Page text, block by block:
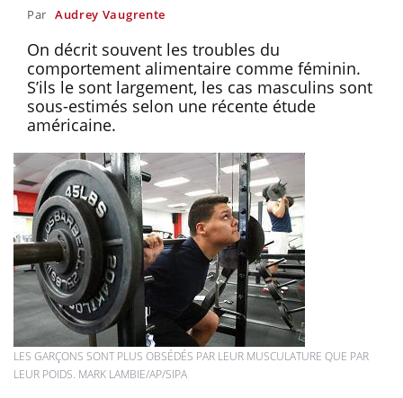
Par Audrey Vaugrente
On décrit souvent les troubles du
comportement alimentaire comme féminin.
S’ils le sont largement, les cas masculins sont
sous-estimés selon une récente étude
américaine.
LES GARÇONS SONT PLUS OBSÉDÉS PAR LEUR MUSCULATURE QUE PAR
LEUR POIDS. MARK LAMBIE/AP/SIPA